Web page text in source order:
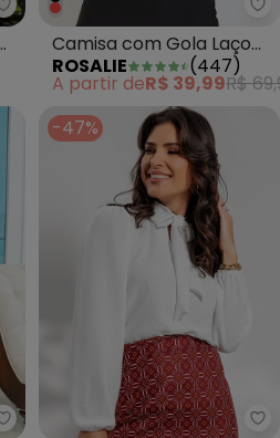
Camisa com Gola Laço
Vermelha
ROSALIE (447)
A partir deR$ 39,99R$
Rosalie - Camisa com Gola
-47%